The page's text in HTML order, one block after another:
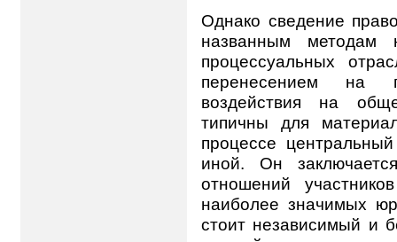
Однако сведение
названным методам
процессуальных
перенесением на
воздействия на
типичны для
процессе
иной. Он
отношений
наиболее значимых
стоит независимый и